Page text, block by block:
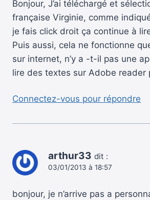
Bonjour, J’ai téléchargé et
française Virginie, comme
je fais click droit ça continue à
Puis aussi, cela ne fonctionne
sur internet, n’y a -t-il pas une
lire des textes sur Adobe reader
Connectez-vous pour répondre
arthur33 dit :
03/01/2013 à 18:57
bonjour, je n’arrive pas a